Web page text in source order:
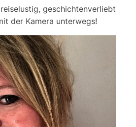
geschichtenverliebt
der Kamera unterwegs!